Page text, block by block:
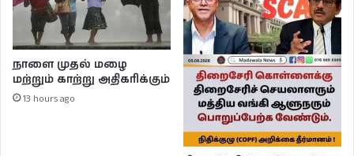
நாளை முதல் மழை
மற்றும் காற்று அதிகரிக்கும்
13 hours ago